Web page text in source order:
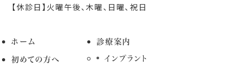
【休診日】火曜午後、木曜、日曜、祝日
ホーム
初めての方へ
診療案内
インプラント